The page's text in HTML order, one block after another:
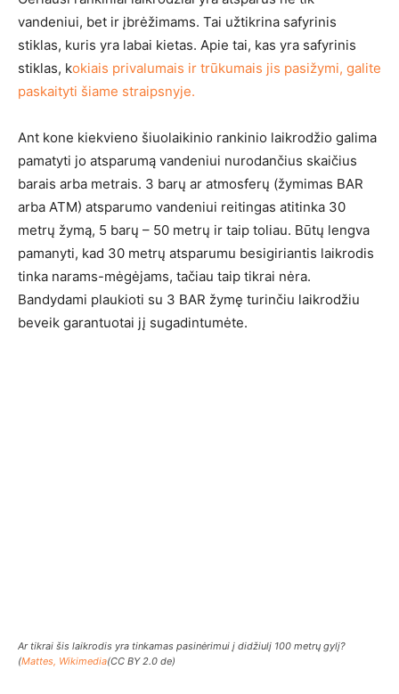
vandeniui, bet ir įbrėžimams. Tai užtikrina safyrinis
stiklas, kuris yra labai kietas. Apie tai, kas yra safyrinis
stiklas, kokiais privalumais ir trūkumais jis pasižymi, galite
paskaityti šiame straipsnyje.
Ant kone kiekvieno šiuolaikinio rankinio laikrodžio galima
pamatyti jo atsparumą vandeniui nurodančius skaičius
barais arba metrais. 3 barų ar atmosferų (žymimas BAR
arba ATM) atsparumo vandeniui reitingas atitinka 30
metrų žymą, 5 barų – 50 metrų ir taip toliau. Būtų lengva
pamanyti, kad 30 metrų atsparumu besigiriantis laikrodis
tinka narams-mėgėjams, tačiau taip tikrai nėra.
Bandydami plaukioti su 3 BAR žymę turinčiu laikrodžiu
beveik garantuotai jį sugadintumėte.
Ar tikrai šis laikrodis yra tinkamas pasinėrimui į didžiulį 100 metrų gylį?
(Mattes, Wikimedia(CC BY 2.0 de)